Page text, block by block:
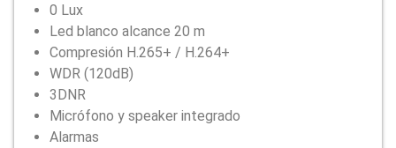
0 Lux
Led blanco alcance 20 m
Compresión H.265+ / H.264+
WDR (120dB)
3DNR
Micrófono y speaker integrado
Alarmas